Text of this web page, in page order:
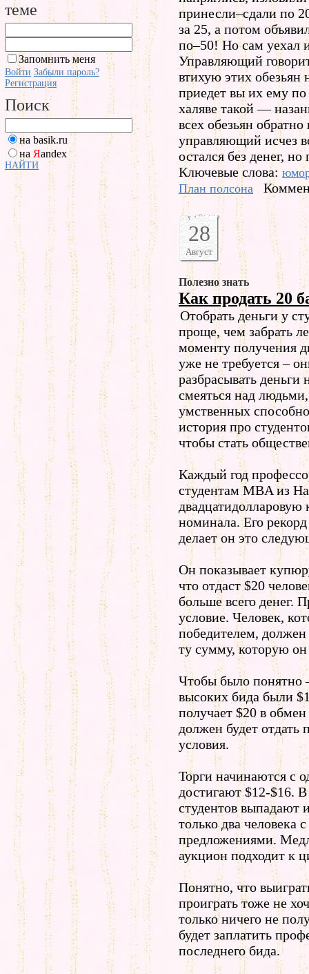
теме
Запомнить меня
Войти Забыли пароль?
Регистрация
Поиск
на basik.ru
на Яandex
НАЙТИ
принесли–сдали по
за 25, а потом
по–50! Но сам уехал
Управляющий
втихую этих обезьян
приедет вы их ему
халяве такой —
всех обезьян
управляющий исчез
остался без денег, но
Ключевые слова:
План полсона
28
Август
Полезно знать
Как продать 20
Отобрать деньги у
проще, чем забрать
моменту получения
уже не требуется –
разбрасывать деньги
смеяться над
умственных
история про
чтобы стать
Каждый год
студентам MBA из
номинала. Его
делает он это
Он показывает
что отдаст $20
больше всего денег.
условие. Человек,
победителем, должен
ту сумму, которую он
Чтобы было понятно
высоких бида были
получает $20 в
должен будет отдать
условия.
Торги начинаются с
достигают $12-$16.
студентов выпадают
только два
предложениями.
аукцион подходит к
Понятно, что
проиграть тоже не
только ничего не
будет заплатить
последнего бида.